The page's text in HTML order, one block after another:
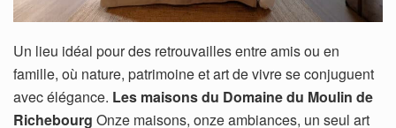
Un lieu idéal pour des retrouvailles entre amis ou en
famille, où nature, patrimoine et art de vivre se conjuguent
avec élégance. Les maisons du Domaine du Moulin de
Richebourg Onze maisons, onze ambiances, un seul art